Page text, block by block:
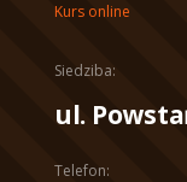
Kurs online
Siedziba:
ul.
Telefon: